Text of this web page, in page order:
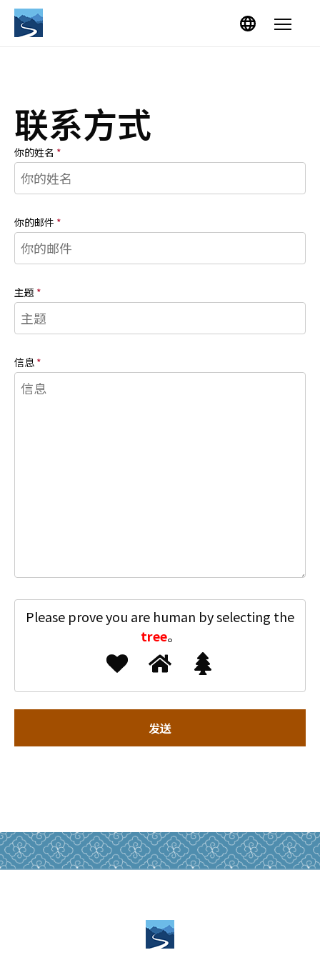
Skip to content
联系方式
你的姓名 *
你的邮件 *
主题 *
信息 *
Please prove you are human by selecting the
tree。